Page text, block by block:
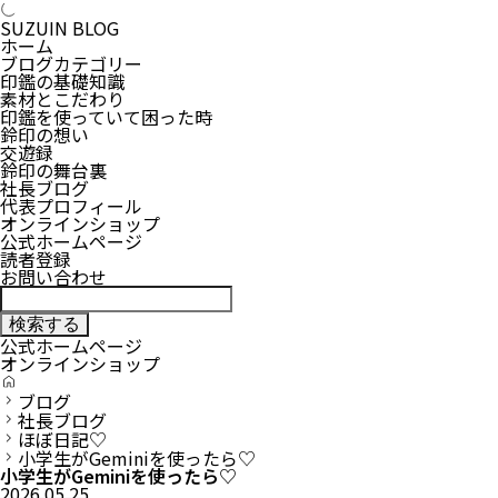
SUZUIN BLOG
ホーム
ブログカテゴリー
印鑑の基礎知識
素材とこだわり
印鑑を使っていて困った時
鈴印の想い
交遊録
鈴印の舞台裏
社長ブログ
代表プロフィール
オンラインショップ
公式ホームページ
読者登録
お問い合わせ
公式ホームページ
オンラインショップ
H
O
M
E
ブログ
社長ブログ
ほぼ日記♡
小学生がGeminiを使ったら♡
小学生がGeminiを使ったら♡